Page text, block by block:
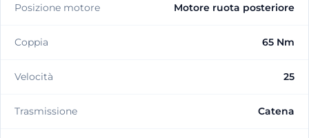
Posizione motore Motore ruota posteriore
Coppia 65 Nm
Velocità 25
Trasmissione Catena